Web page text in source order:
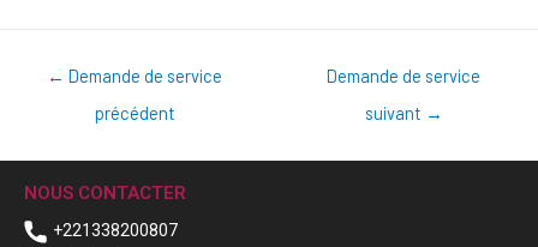
← Demande de service
précédent
Demande de service
suivant →
NOUS CONTACTER
+221338200807